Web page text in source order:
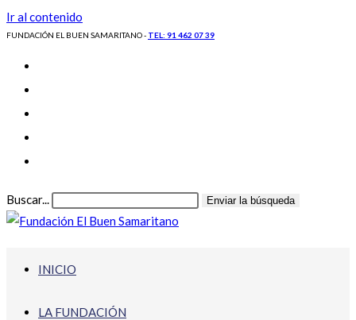
Ir al contenido
FUNDACIÓN EL BUEN SAMARITANO - TEL: 91 462 07 39
Buscar... Enviar la búsqueda
INICIO
LA FUNDACIÓN